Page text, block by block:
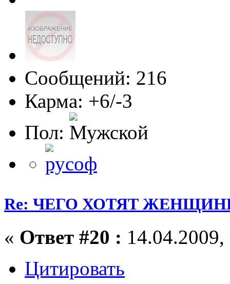
Сообщений: 216
Карма: +6/-3
Пол:
Re: ЧЕГО ХОТЯТ
« Ответ #20 :
Цитировать